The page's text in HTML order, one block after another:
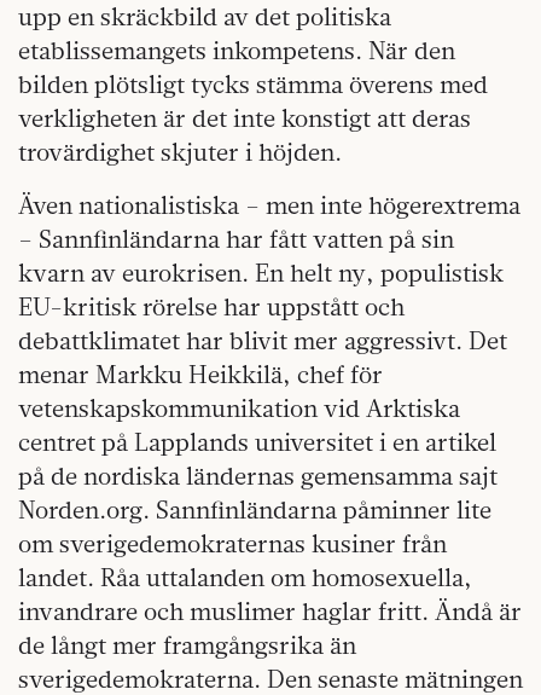
upp en skräckbild av det politiska
etablissemangets inkompetens. När den
bilden plötsligt tycks stämma överens med
verkligheten är det inte konstigt att deras
trovärdighet skjuter i höjden.
Även nationalistiska – men inte höger­extrema
– Sannfinländarna har fått vatten på sin
kvarn av eurokrisen. En helt ny, ­populistisk
EU-kritisk rörelse har uppstått och
debattklimatet har blivit mer aggressivt. Det
menar Markku Heikkilä, chef för
vetenskapskommunikation vid Arktiska
centret på Lapplands universitet i en artikel
på de nordiska ländernas gemensamma sajt
Norden.org. Sannfinländarna påminner lite
om sverige­demokraternas kusiner från
landet. Råa uttalanden om homosexuella,
invandrare och muslimer haglar fritt. Ändå är
de långt mer framgångsrika än
sverigedemokraterna. Den senaste mätningen